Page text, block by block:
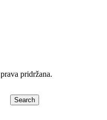
pridržana.
Search